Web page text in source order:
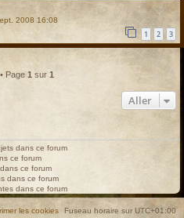
2008 16:08
1 2 3
Page 1 sur 1
Aller
dans ce forum
ce forum
ce forum
dans ce forum
dans ce forum
Fuseau horaire surUTC+01:00
les cookies